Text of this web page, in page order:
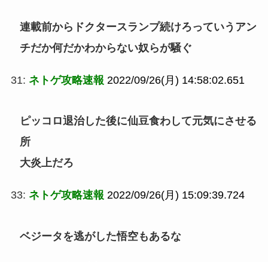
連載前からドクタースランプ続けろっていうアン
チだか何だかわからない奴らが騒ぐ
31: ネトゲ攻略速報 2022/09/26(月) 14:58:02.651
ピッコロ退治した後に仙豆食わして元気にさせる
所
大炎上だろ
33: ネトゲ攻略速報 2022/09/26(月) 15:09:39.724
ベジータを逃がした悟空もあるな